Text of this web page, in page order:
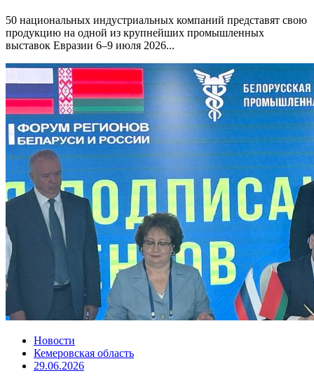
50 национальных индустриальных компаний представят свою
продукцию на одной из крупнейших промышленных
выставок Евразии 6–9 июля 2026...
Новости
Кемеровская область
29.06.2026